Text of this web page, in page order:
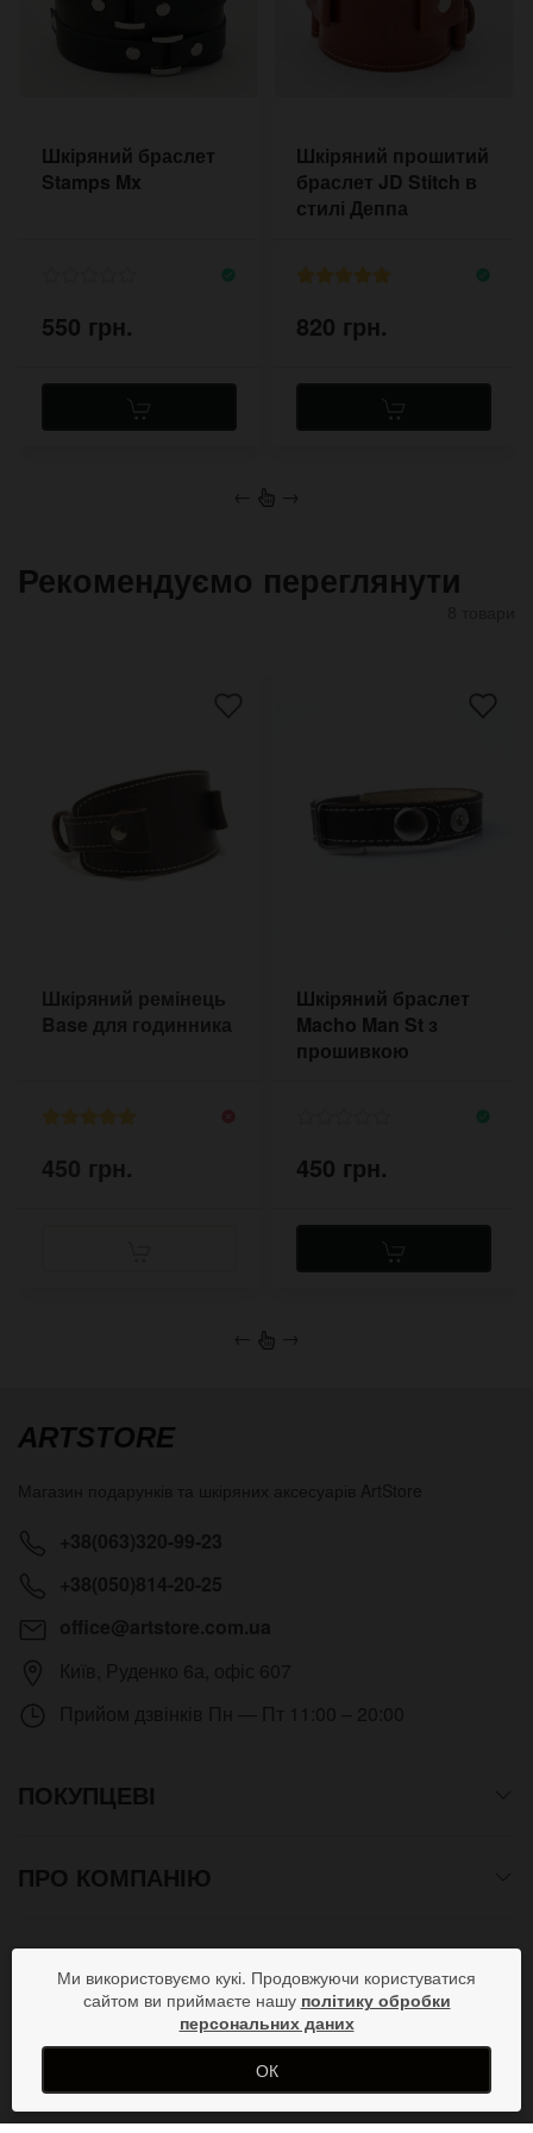
Шкіряний браслет
Stamps Mx
550 грн.
Шкіряний прошитий
браслет JD Stitch в
стилі Деппа
820 грн.
← →
Рекомендуємо переглянути
Шкіряний ремінець
Base для годинника
450 грн.
Шкіряний браслет
Macho Man St з
прошивкою
450 грн.
← →
ARTSTORE
ПОКУПЦЕВІ
ПРО КОМПАНІЮ
СПОСОБИ ОПЛАТИ
ПРИЄДНУЙСЯ В СОЦМЕРЕЖАХ
Ми використовуємо кукі. Продовжуючи користуватися
сайтом ви приймаєте нашу політику обробки
персональних даних
ОК